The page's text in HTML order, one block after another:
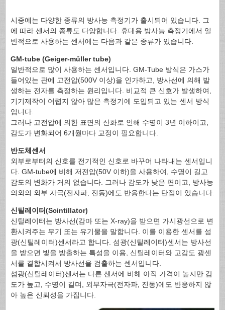
시중에는 다양한 종류의 방사능 측정기가 출시되어 있습니다. 그
에 따라 센서의 종류도 다양합니다. 휴대용 방사능 측정기에서 일
반적으로 사용하는 센서에는 다음과 같은 종류가 있습니다.
GM-tube (Geiger-müller tube)
일반적으로 많이 사용하는 센서입니다. GM-Tube 방식은 가스가
들어있는 관에 고전압(500V 이상)을 인가하고, 방사선에 의해 발
생하는 전자를 측정하는 원리입니다. 비교적 큰 신호가 발생하여,
기기제작이 어렵지 않아 많은 측정기에 도입되고 있는 센서 방식
입니다.
그러나 고전압에 의한 표면의 산화로 인해 수명이 3년 이하이고,
감도가 변화되어 6개월마다 교정이 필요합니다.
반도체센서
외부로부터의 신호를 전기적인 신호로 바꾸어 나타내는 센서입니
다. GM-tube에 비해 저전압(50V 이하)을 사용하여, 수명이 길고
감도의 변화가 거의 없습니다. 그러나 감도가 낮은 편이고, 방사능
의외의 외부 자극(전자파, 진동)에도 반응한다는 단점이 있습니다.
신틸레이터(Scintillator)
신틸레이터는 방사선(감마 또는 X-ray)을 받으면 가시광선으로 변
환시켜주는 무기 또는 유기물을 말합니다. 이를 이용한 센서를 섬
광(신틸레이터)센서라고 합니다. 섬광(신틸레이터)센서는 방사선
을 받으면 빛을 방출하는 특성을 이용, 신틸레이터와 고감도 광센
서를 결합시켜서 방사선을 검출하는 센서입니다.
섬광(신틸레이터)센서는 다른 센서에 비해 아직 가격이 높지만 감
도가 높고, 수명이 길며, 외부자극(전자파, 진동)에도 반응하지 않
아 높은 신뢰성을 가집니다.